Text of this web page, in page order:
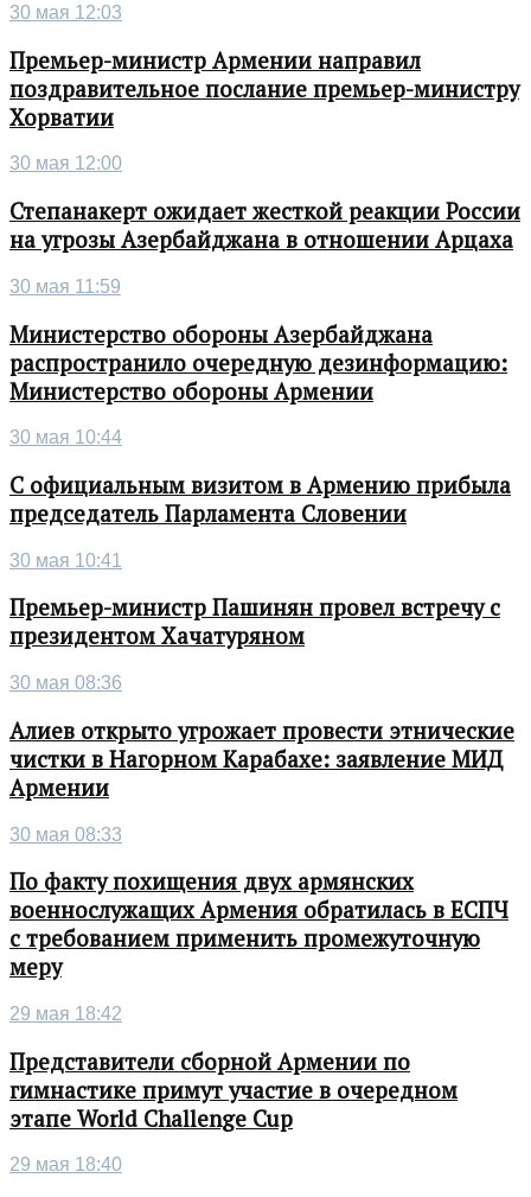
30 мая 12:03
Премьер-министр Армении направил
поздравительное послание премьер-министру
Хорватии
30 мая 12:00
Степанакерт ожидает жесткой реакции России
на угрозы Азербайджана в отношении Арцаха
30 мая 11:59
Министерство обороны Азербайджана
распространило очередную дезинформацию:
Министерство обороны Армении
30 мая 10:44
С официальным визитом в Армению прибыла
председатель Парламента Словении
30 мая 10:41
Премьер-министр Пашинян провел встречу с
президентом Хачатуряном
30 мая 08:36
Алиев открыто угрожает провести этнические
чистки в Нагорном Карабахе: заявление МИД
Армении
30 мая 08:33
По факту похищения двух армянских
военнослужащих Армения обратилась в ЕСПЧ
с требованием применить промежуточную
меру
29 мая 18:42
Представители сборной Армении по
гимнастике примут участие в очередном
этапе World Challenge Cup
29 мая 18:40